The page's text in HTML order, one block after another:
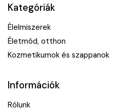
Kategóriák
Élelmiszerek
Életmód, otthon
Kozmetikumok és szappanok
Információk
Rólunk